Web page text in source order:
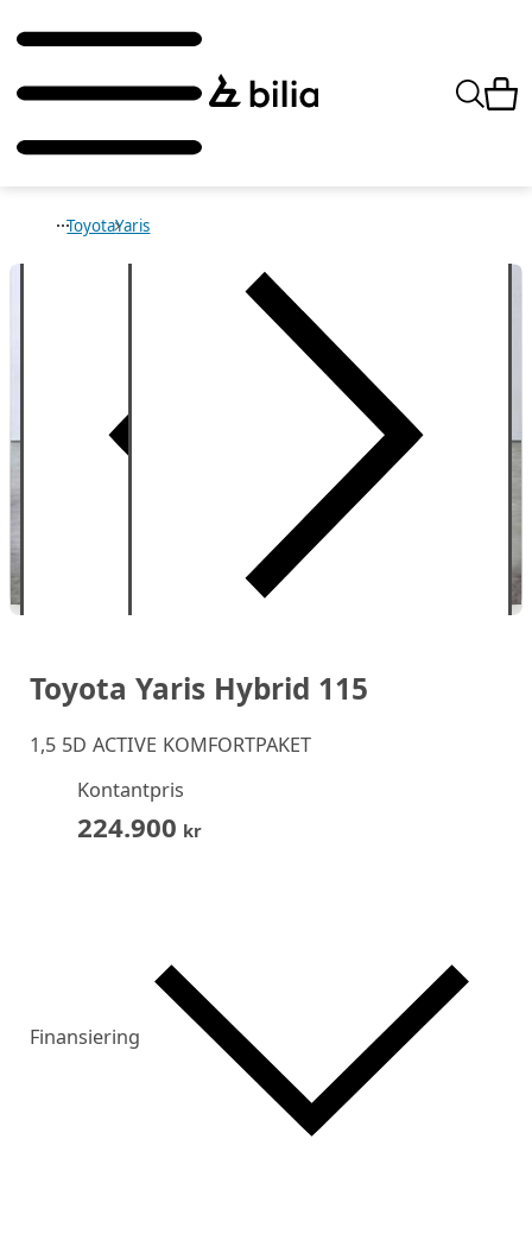
ToyotaYaris
Toyota Yaris Hybrid 115
1,5 5D ACTIVE KOMFORTPAKET
Kontantpris
224.900 kr
Finansiering